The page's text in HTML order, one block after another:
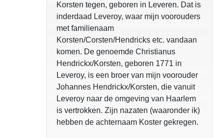
Korsten tegen, geboren in Leveren. Dat is
inderdaad Leveroy, waar mijn voorouders
met familienaam
Korsten/Corsten/Hendricks etc. vandaan
komen. De genoemde Christianus
Hendrickx/Korsten, geboren 1771 in
Leveroy, is een broer van mijn voorouder
Johannes Hendrickx/Korsten, die vanuit
Leveroy naar de omgeving van Haarlem
is vertrokken. Zijn nazaten (waaronder ik)
hebben de achternaam Koster gekregen.